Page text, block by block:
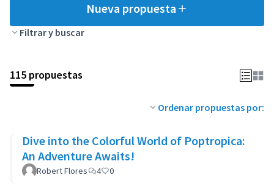
Nueva propuesta
Filtrar y buscar
115 propuestas
Ordenar propuestas por:
Dive into the Colorful World of Poptropica:
An Adventure Awaits!
Robert Flores 4 0